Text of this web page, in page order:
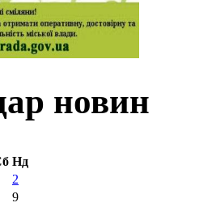
новин
Нд
2
9